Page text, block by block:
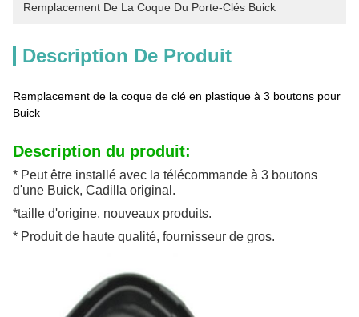
Remplacement De La Coque Du Porte-Clés Buick
Description De Produit
Remplacement de la coque de clé en plastique à 3 boutons pour
Buick
Description du produit:
* Peut être installé avec la télécommande à 3 boutons
d'une Buick, Cadilla original.
*taille d'origine, nouveaux produits.
* Produit de haute qualité, fournisseur de gros.